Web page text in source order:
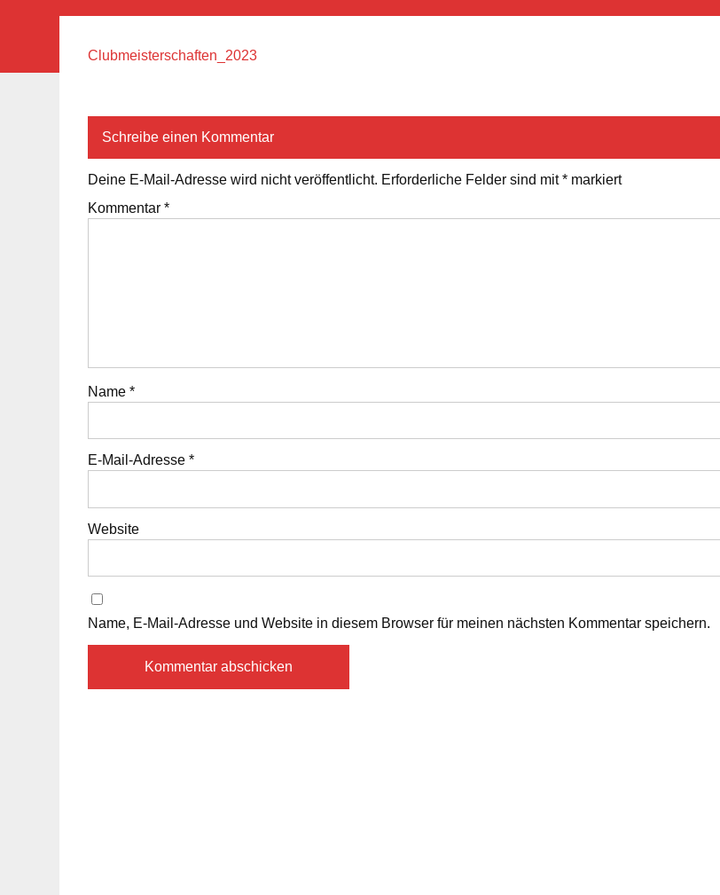
Clubmeisterschaften_2023
Schreibe einen Kommentar
Deine E-Mail-Adresse wird nicht veröffentlicht. Erforderliche Felder sind mit* markiert
Kommentar*
Name*
E-Mail-Adresse*
Website
Name, E-Mail-Adresse und Website in diesem Browser für meinen nächsten Kommentar speichern.